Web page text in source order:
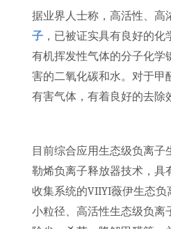
据业界人士称，高活性、高
子 ，已被证实具有良好的
有机挥发性气体的分子化学
害的二氧化碳和水。对于甲
有害气体，有着良好的去除
目前综合应用生态级负离子
勒烯负离子释放器技术，具
收集系统的VIIYI薇伊生态
小粒径、高活性生态级负离